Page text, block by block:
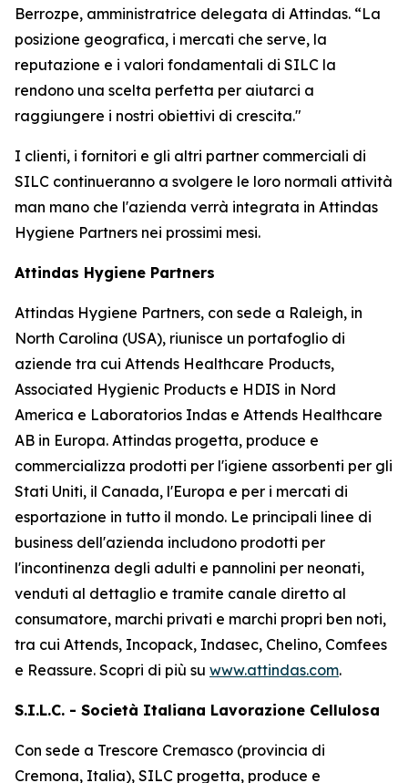
Berrozpe, amministratrice delegata di Attindas. “La
posizione geografica, i mercati che serve, la
reputazione e i valori fondamentali di SILC la
rendono una scelta perfetta per aiutarci a
raggiungere i nostri obiettivi di crescita."
I clienti, i fornitori e gli altri partner commerciali di
SILC continueranno a svolgere le loro normali attività
man mano che l'azienda verrà integrata in Attindas
Hygiene Partners nei prossimi mesi.
Attindas Hygiene Partners
Attindas Hygiene Partners, con sede a Raleigh, in
North Carolina (USA), riunisce un portafoglio di
aziende tra cui Attends Healthcare Products,
Associated Hygienic Products e HDIS in Nord
America e Laboratorios Indas e Attends Healthcare
AB in Europa. Attindas progetta, produce e
commercializza prodotti per l'igiene assorbenti per gli
Stati Uniti, il Canada, l'Europa e per i mercati di
esportazione in tutto il mondo. Le principali linee di
business dell'azienda includono prodotti per
l'incontinenza degli adulti e pannolini per neonati,
venduti al dettaglio e tramite canale diretto al
consumatore, marchi privati ​​e marchi propri ben noti,
tra cui Attends, Incopack, Indasec, Chelino, Comfees
e Reassure. Scopri di più su www.attindas.com.
S.I.L.C. - Società Italiana Lavorazione Cellulosa
Con sede a Trescore Cremasco (provincia di
Cremona, Italia), SILC progetta, produce e